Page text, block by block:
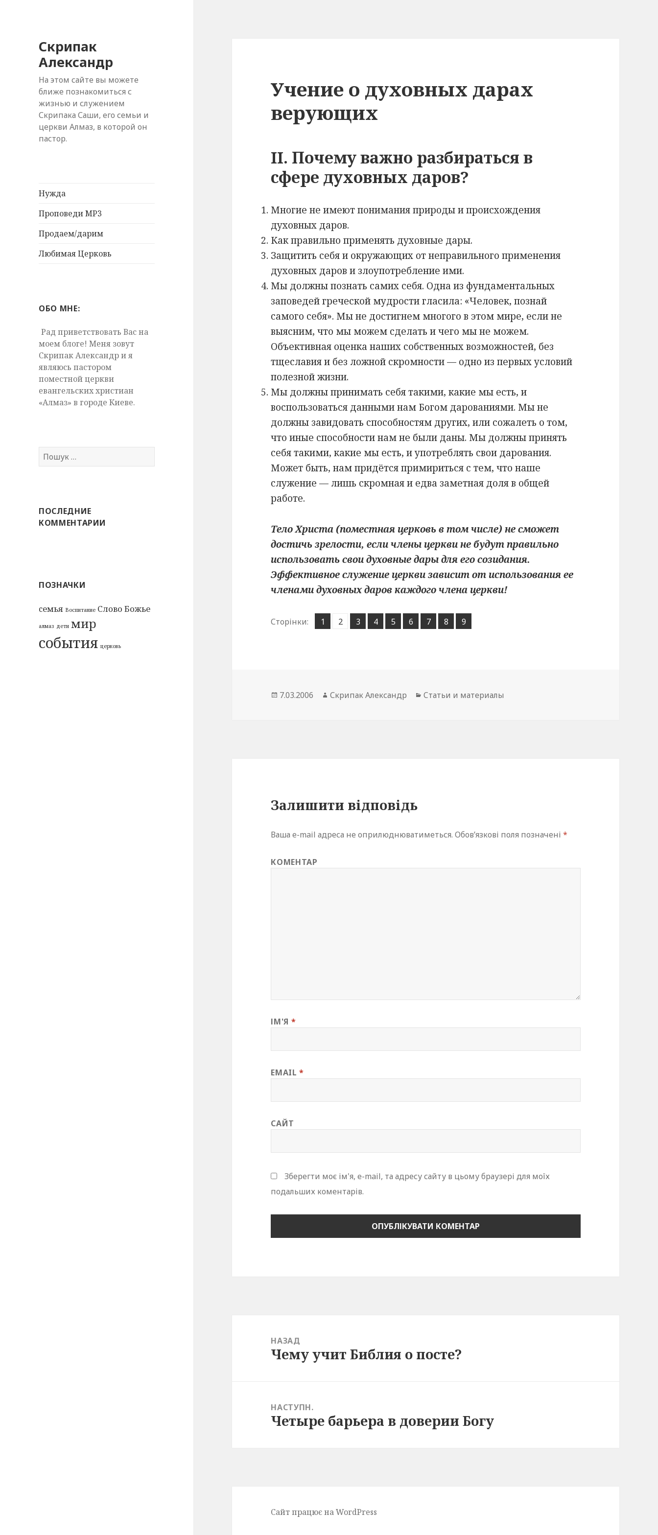
Скрипак
Александр
На этом сайте вы можете
ближе познакомиться с
жизнью и служением
Скрипака Саши, его семьи и
церкви Алмаз, в которой он
пастор.
Нужда
Проповеди MP3
Продаем/дарим
Любимая Церковь
ОБО МНЕ:
Рад приветствовать Вас на
моем блоге! Меня зовут
Скрипак Александр и я
являюсь пастором
поместной церкви
евангельских христиан
«Алмаз» в городе Киеве.
Пошук:
ПОСЛЕДНИЕ
КОММЕНТАРИИ
ПОЗНАЧКИ
cемья Воспитание Слово Божье
алмаз дети мир
события церковь
Учение о духовных дарах
верующих
II. Почему важно разбираться в
сфере духовных даров?
Многие не имеют понимания природы и происхождения
духовных даров.
Как правильно применять духовные дары.
Защитить себя и окружающих от неправильного применения
духовных даров и злоупотребление ими.
Мы должны познать самих себя. Одна из фундаментальных
заповедей греческой мудрости гласила: «Человек, познай
самого себя». Мы не достигнем многого в этом мире, если не
выясним, что мы можем сделать и чего мы не можем.
Объективная оценка наших собственных возможностей, без
тщеславия и без ложной скромности — одно из первых условий
полезной жизни.
Мы должны принимать себя такими, какие мы есть, и
воспользоваться данными нам Богом дарованиями. Мы не
должны завидовать способностям других, или сожалеть о том,
что иные способности нам не были даны. Мы должны принять
себя такими, какие мы есть, и употреблять свои дарования.
Может быть, нам придётся примириться с тем, что наше
служение — лишь скромная и едва заметная доля в общей
работе.
Тело Христа (поместная церковь в том числе) не сможет
достичь зрелости, если члены церкви не будут правильно
использовать свои духовные дары для его созидания.
Эффективное служение церкви зависит от использования ее
членами духовных даров каждого члена церкви!
Сторінки: Сторінка
1 ,
Сторінка
2 ,
Сторінка
3 ,
Сторінка
4 ,
Сторінка
5 ,
Сторінка
6 ,
Сторінка
7 ,
Сторінка
8 ,
Сторінка
9
Опубліковано
7.03.2006 Автор
Скрипак Александр Категорії
Cтатьи и материалы
Залишити відповідь
Ваша e-mail адреса не оприлюднюватиметься. Обов’язкові поля позначені*
КОМЕНТАР
ІМ'Я *
EMAIL*
САЙТ
Зберегти моє ім'я, e-mail, та адресу сайту в цьому браузері для моїх
подальших коментарів.
НАЗАД
Попередній
Чему учит Библия о посте?
НАСТУПН.
Наступний
Четыре барьера в доверии Богу
Сайт працює на WordPress